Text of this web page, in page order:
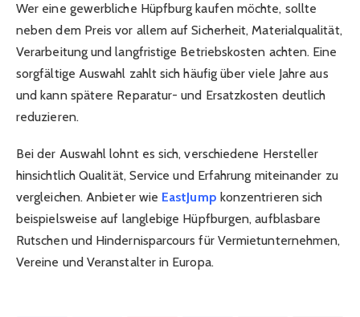
Wer eine gewerbliche Hüpfburg kaufen möchte, sollte
neben dem Preis vor allem auf Sicherheit, Materialqualität,
Verarbeitung und langfristige Betriebskosten achten. Eine
sorgfältige Auswahl zahlt sich häufig über viele Jahre aus
und kann spätere Reparatur- und Ersatzkosten deutlich
reduzieren.
Bei der Auswahl lohnt es sich, verschiedene Hersteller
hinsichtlich Qualität, Service und Erfahrung miteinander zu
vergleichen. Anbieter wie EastJump konzentrieren sich
beispielsweise auf langlebige Hüpfburgen, aufblasbare
Rutschen und Hindernisparcours für Vermietunternehmen,
Vereine und Veranstalter in Europa.